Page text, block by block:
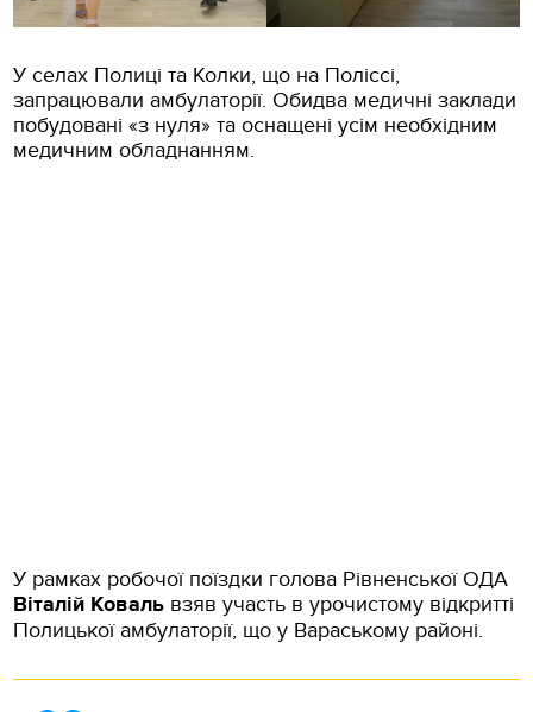
У селах Полиці та Колки, що на Поліссі,
запрацювали амбулаторії. Обидва медичні заклади
побудовані «з нуля» та оснащені усім необхідним
медичним обладнанням.
У рамках робочої поїздки голова Рівненської ОДА
Віталій Коваль взяв участь в урочистому відкритті
Полицької амбулаторії, що у Вараському районі.